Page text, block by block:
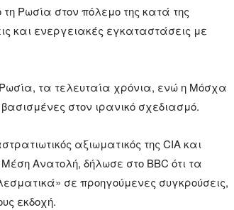
τη Ρωσία στον πόλεμο της κατά της
και ενεργειακές εγκαταστάσεις με
τα τελευταία χρόνια, ενώ η Μόσχα
στον ιρανικό σχεδιασμό.
αξιωματικός της CIA και
Ανατολή, δήλωσε στο BBC ότι τα
σε προηγούμενες συγκρούσεις,
εκδοχή.